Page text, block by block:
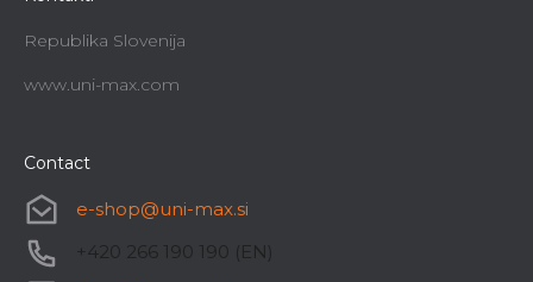
Republika Slovenija
www.uni-max.com
Contact
e-shop@uni-max.si
+420 266 190 190 (EN)